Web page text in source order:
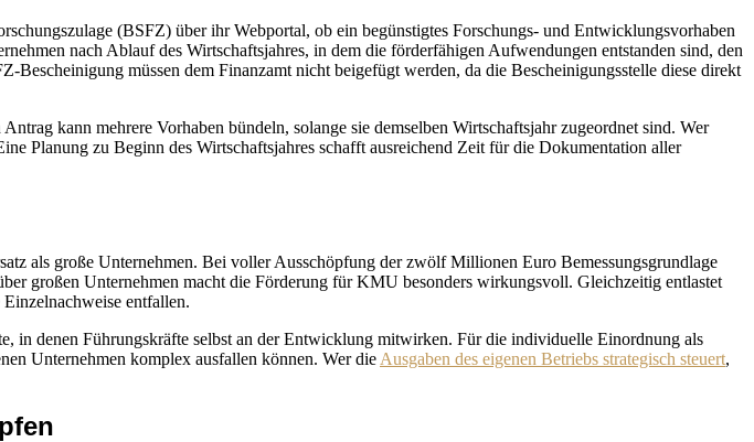
(BSFZ) über ihr Webportal, ob ein begünstigtes Forschungs- und Entwicklungsvorhaben
nach Ablauf des Wirtschaftsjahres, in dem die förderfähigen Aufwendungen entstanden sind, den
müssen dem Finanzamt nicht beigefügt werden, da die Bescheinigungsstelle diese direkt
kann mehrere Vorhaben bündeln, solange sie demselben Wirtschaftsjahr zugeordnet sind. Wer
Planung zu Beginn des Wirtschaftsjahres schafft ausreichend Zeit für die Dokumentation aller
als große Unternehmen. Bei voller Ausschöpfung der zwölf Millionen Euro Bemessungsgrundlage
großen Unternehmen macht die Förderung für KMU besonders wirkungsvoll. Gleichzeitig entlastet
entfallen.
in denen Führungskräfte selbst an der Entwicklung mitwirken. Für die individuelle Einordnung als
Unternehmen komplex ausfallen können. Wer die Ausgaben des eigenen Betriebs strategisch steuert,